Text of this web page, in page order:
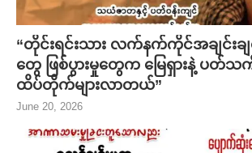
“တိုင်းရင်းသား လက်နက်ကိုင်အချင်းခ
တွေ ဖြစ်ပွားမှုတွေက မြေရှားနဲ့ ပတ်သ
ထိပ်တိုက်များလာတယ်”
June 20, 2026